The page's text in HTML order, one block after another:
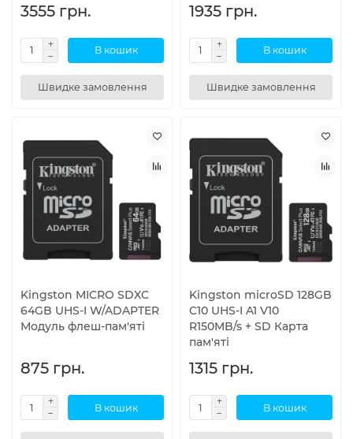
3555 грн.
В кошик
Швидке замовлення
1935 грн.
В кошик
Швидке замовлення
Kingston MICRO SDXC
64GB UHS-I W/ADAPTER
Модуль флеш-пам'яті
875 грн.
В кошик
Kingston microSD 128GB
C10 UHS-I A1 V10
R150MB/s + SD Карта
пам'яті
1315 грн.
В кошик